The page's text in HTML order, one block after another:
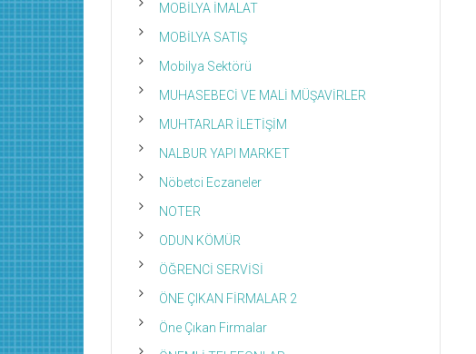
MOBİLYA İMALAT
MOBİLYA SATIŞ
Mobilya Sektörü
MUHASEBECİ VE MALİ MÜŞAVİRLER
MUHTARLAR İLETİŞİM
NALBUR YAPI MARKET
Nöbetci Eczaneler
NOTER
ODUN KÖMÜR
ÖĞRENCİ SERVİSİ
ÖNE ÇIKAN FİRMALAR 2
Öne Çıkan Firmalar